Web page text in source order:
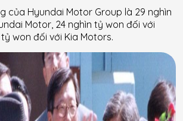
của Hyundai Motor Group là 29 nghìn
Motor, 24 nghìn tỷ won đối với
tỷ won đối với Kia Motors.